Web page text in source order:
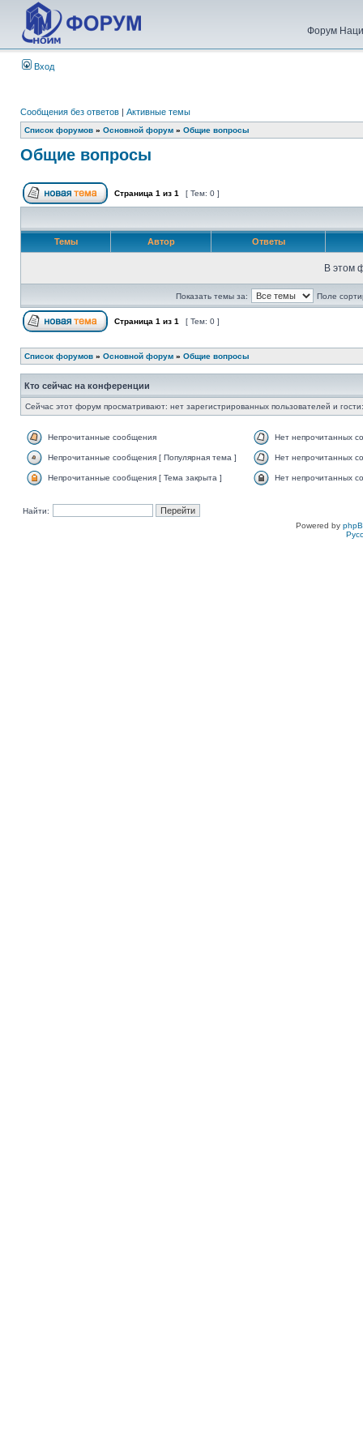
Форум
Вход
Сообщения без ответов | Активные темы
Список форумов » Основной форум » Общие вопросы
Общие вопросы
Страница 1 из 1 [ Тем: 0 ]
Темы Автор Ответы
В этом
Показать темы за: Поле
Страница 1 из 1 [ Тем: 0 ]
Список форумов » Основной форум » Общие вопросы
Кто сейчас на конференции
Сейчас этот форум просматривают: нет зарегистрированных пользователей и
Непрочитанные сообщения Нет непрочитанных
Непрочитанные сообщения [ Популярная тема ] Нет непрочитанных
Непрочитанные сообщения [ Тема закрыта ] Нет непрочитанных
Найти:
Powered by